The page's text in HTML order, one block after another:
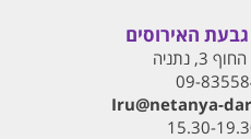
האירוסים
נתניה
09-
Iru@netanya-